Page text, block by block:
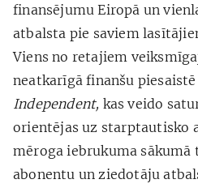
finansējumu Eiropā un
atbalsta pie saviem
Viens no retajiem
neatkarīgā finanšu
Independent, kas veido
orientējas uz starptautisko
mēroga iebrukuma sākumā
abonentu un ziedotāju